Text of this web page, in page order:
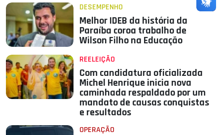
DESEMPENHO
Melhor IDEB da história da
Paraíba coroa trabalho de
Wilson Filho na Educação
REELEIÇÃO
Com candidatura oficializada
Michel Henrique inicia nova
caminhada respaldado por um
mandato de causas conquistas
e resultados
OPERAÇÃO